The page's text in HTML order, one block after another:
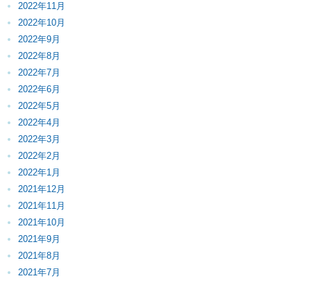
2022年11月
2022年10月
2022年9月
2022年8月
2022年7月
2022年6月
2022年5月
2022年4月
2022年3月
2022年2月
2022年1月
2021年12月
2021年11月
2021年10月
2021年9月
2021年8月
2021年7月